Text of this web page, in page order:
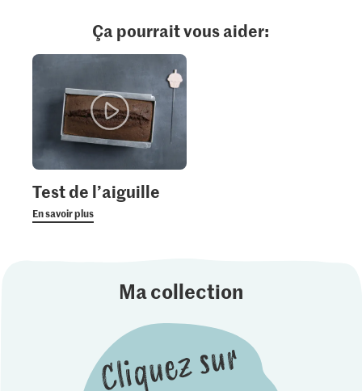
Ça pourrait vous aider:
Test de l’aiguille
En savoir plus
Ma collection